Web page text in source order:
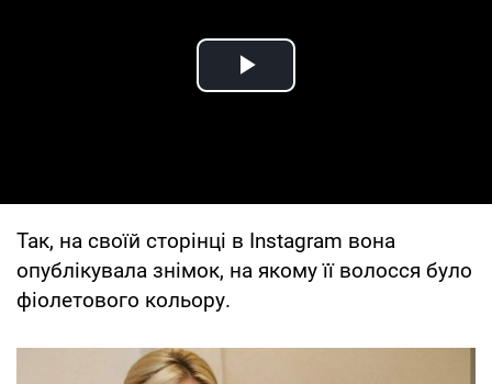
Play Video
Так, на своїй сторінці в Instagram вона
опублікувала знімок, на якому її волосся було
фіолетового кольору.